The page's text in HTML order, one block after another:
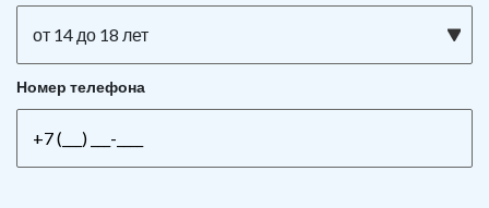
от 14 до 18 лет
Номер телефона